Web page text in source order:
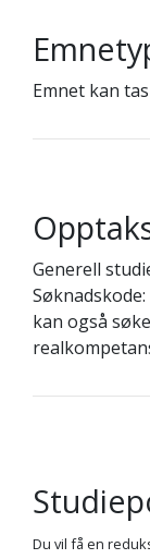
Emnet kan
Generell
kan også
Du vil få en